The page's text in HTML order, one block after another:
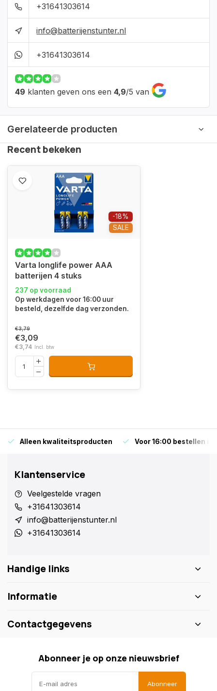
+31641303614
info@batterijenstunter.nl
+31641303614
49 klanten geven ons een 4,9/5 van
Gerelateerde producten
Recent bekeken
-18%
SALE
Varta longlife power AAA
batterijen 4 stuks
237 op voorraad
Op werkdagen voor 16:00 uur
besteld, dezelfde dag verzonden.
€3,79
€3,09
€3,74 Incl. btw
Alleen kwaliteitsproducten Voor 16:00 bestellen is
Klantenservice
Veelgestelde vragen
+31641303614
info@batterijenstunter.nl
+31641303614
Handige links
Informatie
Contactgegevens
Abonneer je op onze nieuwsbrief
Abonneer